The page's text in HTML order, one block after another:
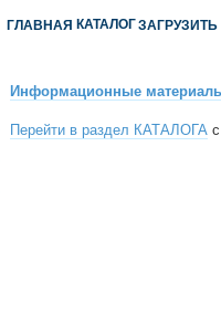
ГЛАВНАЯ КАТАЛОГЗАГРУЗИТЬ
Информационные
Перейти в раздел КАТАЛОГА